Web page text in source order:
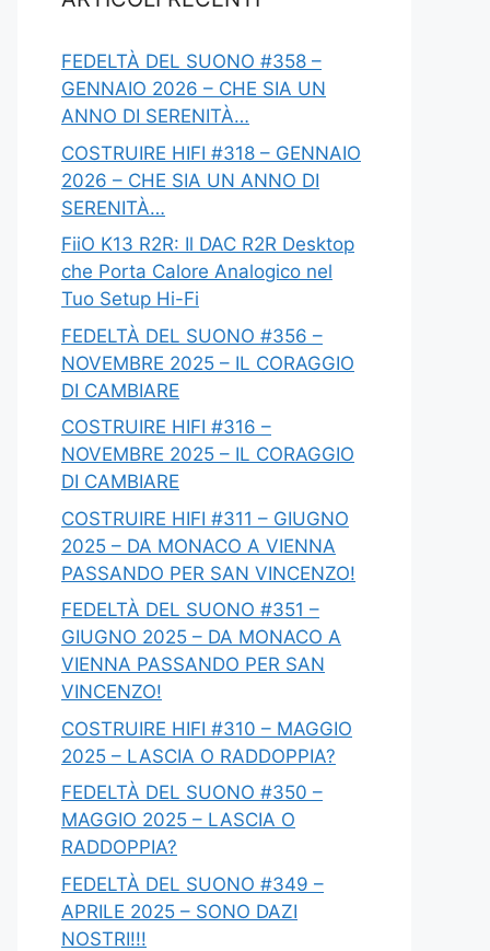
FEDELTÀ DEL SUONO #358 –
GENNAIO 2026 – CHE SIA UN
ANNO DI SERENITÀ…
COSTRUIRE HIFI #318 – GENNAIO
2026 – CHE SIA UN ANNO DI
SERENITÀ…
FiiO K13 R2R: Il DAC R2R Desktop
che Porta Calore Analogico nel
Tuo Setup Hi-Fi
FEDELTÀ DEL SUONO #356 –
NOVEMBRE 2025 – IL CORAGGIO
DI CAMBIARE
COSTRUIRE HIFI #316 –
NOVEMBRE 2025 – IL CORAGGIO
DI CAMBIARE
COSTRUIRE HIFI #311 – GIUGNO
2025 – DA MONACO A VIENNA
PASSANDO PER SAN VINCENZO!
FEDELTÀ DEL SUONO #351 –
GIUGNO 2025 – DA MONACO A
VIENNA PASSANDO PER SAN
VINCENZO!
COSTRUIRE HIFI #310 – MAGGIO
2025 – LASCIA O RADDOPPIA?
FEDELTÀ DEL SUONO #350 –
MAGGIO 2025 – LASCIA O
RADDOPPIA?
FEDELTÀ DEL SUONO #349 –
APRILE 2025 – SONO DAZI
NOSTRI!!!